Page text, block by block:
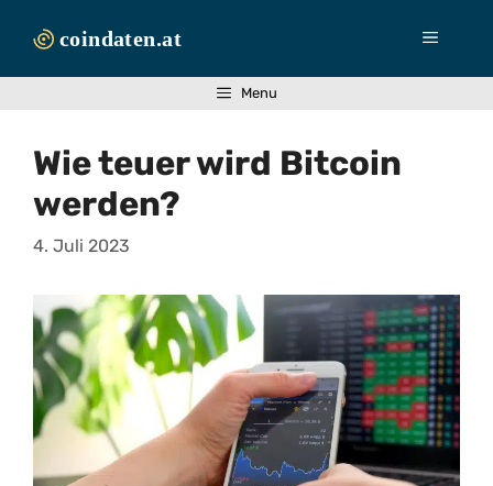
Inhalt
Menü
Menu
Wie teuer wird Bitcoin
werden?
4. Juli 2023